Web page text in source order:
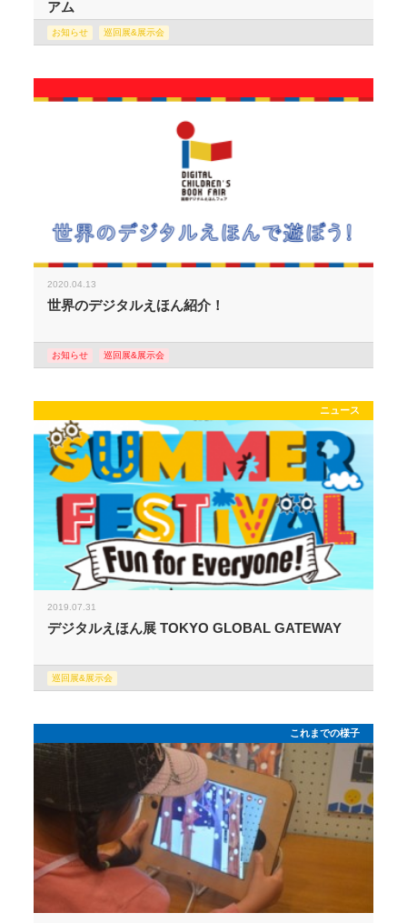
アム
お知らせ 巡回展&展示会
2020.04.13
世界のデジタルえほん紹介！
お知らせ 巡回展&展示会
ニュース
2019.07.31
デジタルえほん展 TOKYO GLOBAL GATEWAY
巡回展&展示会
これまでの様子